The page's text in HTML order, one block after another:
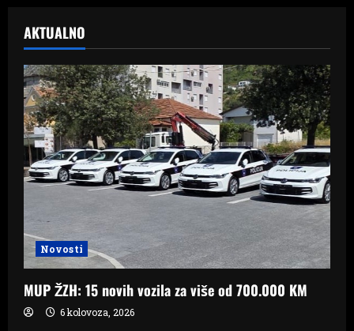
AKTUALNO
Novosti
MUP ŽZH: 15 novih vozila za više od 700.000 KM
6 kolovoza, 2026